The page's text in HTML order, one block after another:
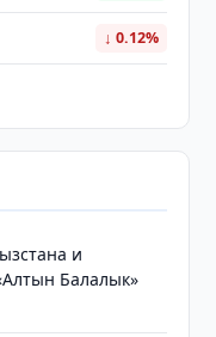
↓ 0.12%
и
Балалык»